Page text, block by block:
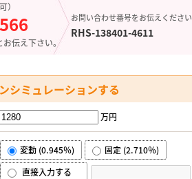
）
お伝え下さい。
お問い合わせ番号をお伝えください
RHS-138401-4611
シミュレーションする
万円
変動 (0.945％)
固定 (2.710％)
直接入力する